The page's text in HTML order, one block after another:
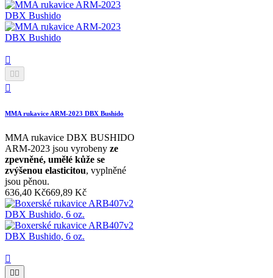



MMA rukavice ARM-2023 DBX Bushido
MMA rukavice DBX BUSHIDO
ARM-2023 jsou vyrobeny ze
zpevněné, umělé kůže se
zvýšenou elasticitou, vyplněné
jsou pěnou.
636,40 Kč669,89 Kč

